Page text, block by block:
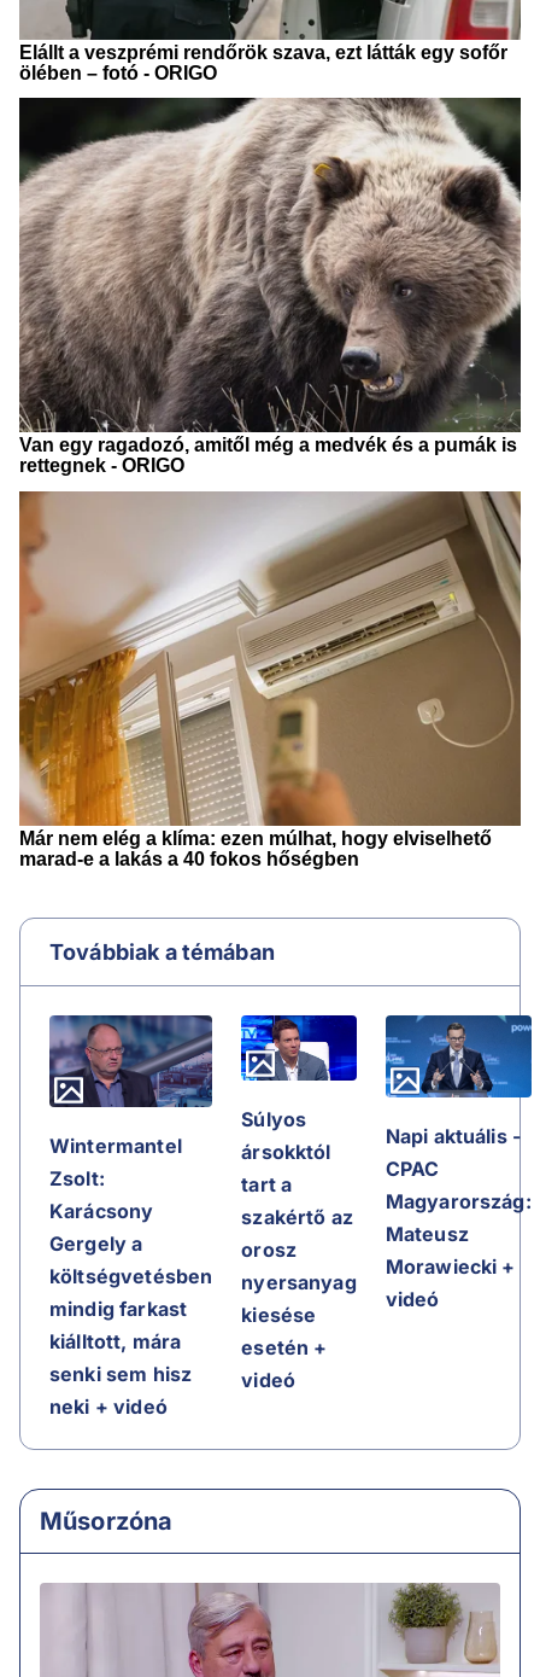
Továbbiak a témában
Wintermantel
Zsolt:
Karácsony
Gergely a
költségvetésben
mindig farkast
kiálltott, mára
senki sem hisz
neki + videó
Súlyos
ársokktól
tart a
szakértő az
orosz
nyersanyag
kiesése
esetén +
videó
Napi aktuális -
CPAC
Magyarország:
Mateusz
Morawiecki +
videó
Műsorzóna